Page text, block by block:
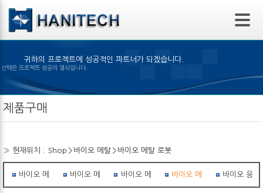
본문 바로가기
귀하의 프로젝트에 성공적인 파트너가 되겠습니다.
제품의 선택은 프로젝트 성공의 열쇠입니다.
제품구매
» 현재위치 : Shop > 바이오 메탈 > 바이오 메탈 로봇
바이오 메탈 Kits (BMF)바이오 메탈 Kits (BMX)바이오 메탈 학습 Kit바이오 메탈 로봇바이오 응용